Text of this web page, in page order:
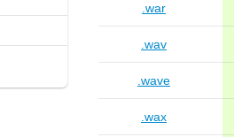
.war
.wav
.wave
.wax